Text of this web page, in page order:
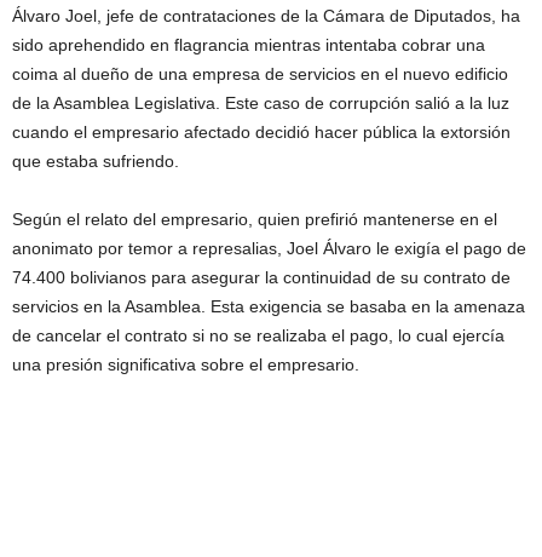
Álvaro Joel, jefe de contrataciones de la Cámara de Diputados, ha
sido aprehendido en flagrancia mientras intentaba cobrar una
coima al dueño de una empresa de servicios en el nuevo edificio
de la Asamblea Legislativa. Este caso de corrupción salió a la luz
cuando el empresario afectado decidió hacer pública la extorsión
que estaba sufriendo.
Según el relato del empresario, quien prefirió mantenerse en el
anonimato por temor a represalias, Joel Álvaro le exigía el pago de
74.400 bolivianos para asegurar la continuidad de su contrato de
servicios en la Asamblea. Esta exigencia se basaba en la amenaza
de cancelar el contrato si no se realizaba el pago, lo cual ejercía
una presión significativa sobre el empresario.